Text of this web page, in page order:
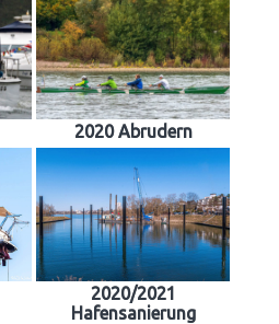
2020 Abrudern
2020/2021
Hafensanierung